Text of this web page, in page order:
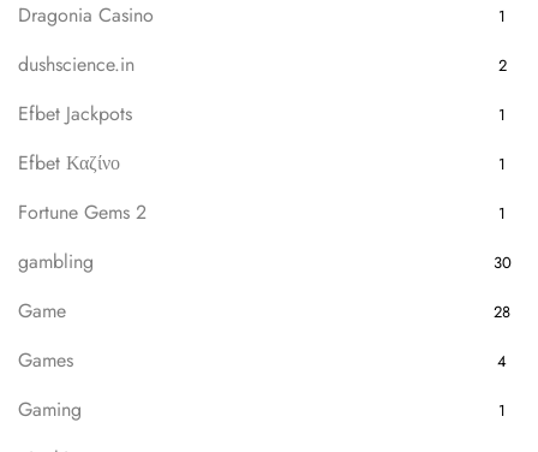
Dragonia Casino 1
dushscience.in 2
Efbet Jackpots 1
Efbet Καζίνο 1
Fortune Gems 2 1
gambling 30
Game 28
Games 4
Gaming 1